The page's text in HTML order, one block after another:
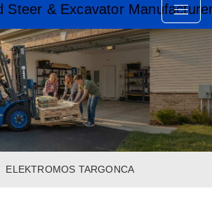
ELEKTROMOS TARGONCA